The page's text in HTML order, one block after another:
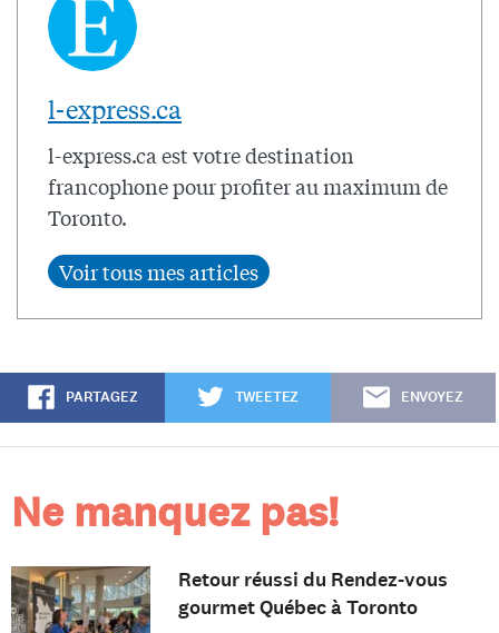
l-express.ca
l-express.ca est votre destination
francophone pour profiter au maximum de
Toronto.
PARTAGEZ TWEETEZ ENVOYEZ
Ne manquez pas!
Retour réussi du Rendez-vous
gourmet Québec à Toronto